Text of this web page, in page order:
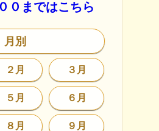
０まではこちら
月別
２月 ３月
５月 ６月
８月 ９月